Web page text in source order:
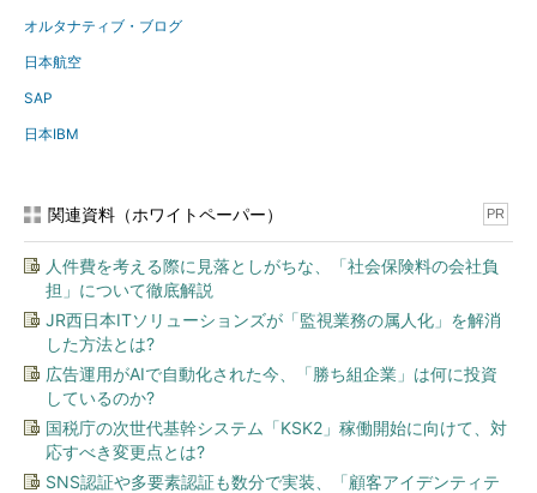
オルタナティブ・ブログ
日本航空
SAP
日本IBM
関連資料（ホワイトペーパー） PR
人件費を考える際に見落としがちな、「社会保険料の会社負
担」について徹底解説
JR西日本ITソリューションズが「監視業務の属人化」を解消
した方法とは?
広告運用がAIで自動化された今、「勝ち組企業」は何に投資
しているのか?
国税庁の次世代基幹システム「KSK2」稼働開始に向けて、対
応すべき変更点とは?
SNS認証や多要素認証も数分で実装、「顧客アイデンティテ